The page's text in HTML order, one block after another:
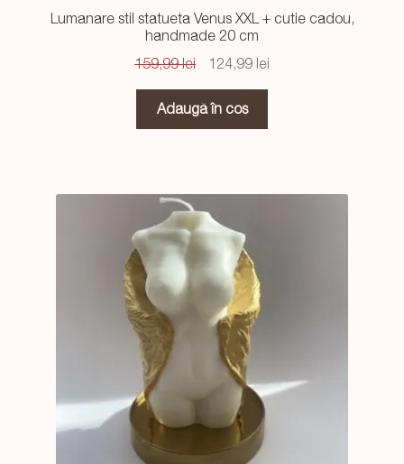
Lumanare stil statueta Venus XXL + cutie cadou,
handmade 20 cm
159,99lei
Prețul
a
fost:
124,99 leiPrețul
Adaugă în coș